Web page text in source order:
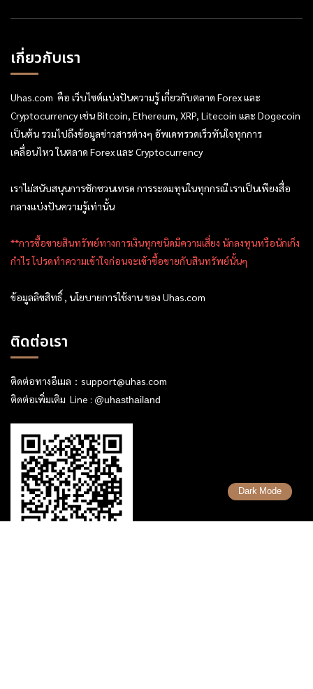
เกี่ยวกับเรา
Uhas.com คือ เว็บไซต์แบ่งปันความรู้ เกี่ยวกับตลาด Forex และ
Cryptocurrency เช่น Bitcoin, Ethereum, XRP, Litecoin และ Dogecoin
เป็นต้น รวมไปถึงข้อมูลข่าวสารต่างๆ อัพเดทรวดเร็วทันใจทุกการ
เคลื่อนไหว ในตลาด Forex และ Cryptocurrency
เราไม่สนับสนุนการชักชวนเทรด การระดมทุนในทุกกรณี เราเป็นเพียงสื่อ
กลางแบ่งปันความรู้เท่านั้น
**การซื้อขายสินทรัพย์ทางการเงินทุกชนิดมีความเสี่ยง นักลงทุนหรือนักเก็ง
กำไร โปรดทำความเข้าใจก่อนจะเข้าซื้อขายกับสินทรัพย์นั้นๆ
ข้อมูลลิขสิทธิ์ , นโยบายการใช้งาน ของ Uhas.com
ติดต่อเรา
ติดต่อทางอีเมล： support@uhas.com
ติดต่อเพิ่มเติม Line : @uhasthailand
Dark Mode